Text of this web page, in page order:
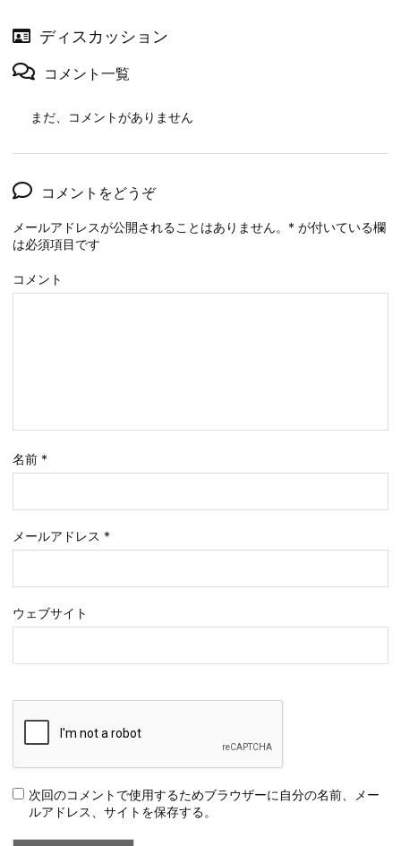
ディスカッション
コメント一覧
まだ、コメントがありません
コメントをどうぞ
メールアドレスが公開されることはありません。 * が付いている欄
は必須項目です
コメント
名前 *
メールアドレス *
ウェブサイト
次回のコメントで使用するためブラウザーに自分の名前、メー
ルアドレス、サイトを保存する。